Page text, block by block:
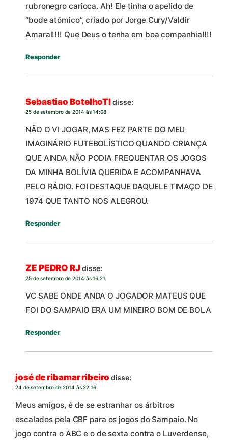
rubronegro carioca. Ah! Ele tinha o apelido de
“bode atômico”, criado por Jorge Cury/Valdir
Amaral!!!! Que Deus o tenha em boa companhia!!!!
Responder
Sebastiao BotelhoTIdisse:
25 de setembro de 2014 às 14:08
NÃO O VI JOGAR, MAS FEZ PARTE DO MEU
IMAGINÁRIO FUTEBOLÍSTICO QUANDO CRIANÇA
QUE AINDA NÃO PODIA FREQUENTAR OS JOGOS
DA MINHA BOLÍVIA QUERIDA E ACOMPANHAVA
PELO RÁDIO. FOI DESTAQUE DAQUELE TIMAÇO DE
1974 QUE TANTO NOS ALEGROU.
Responder
ZE PEDRO RJdisse:
25 de setembro de 2014 às 16:21
VC SABE ONDE ANDA O JOGADOR MATEUS QUE
FOI DO SAMPAIO ERA UM MINEIRO BOM DE BOLA
Responder
josé de ribamar ribeiro disse:
24 de setembro de 2014 às 22:16
Meus amigos, é de se estranhar os árbitros
escalados pela CBF para os jogos do Sampaio. No
jogo contra o ABC e o de sexta contra o Luverdense,